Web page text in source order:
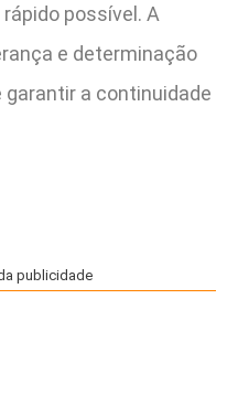
possível. A
e determinação
a continuidade
publicidade